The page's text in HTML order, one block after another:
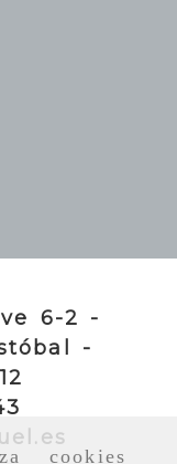
cookies
6-2 -
-